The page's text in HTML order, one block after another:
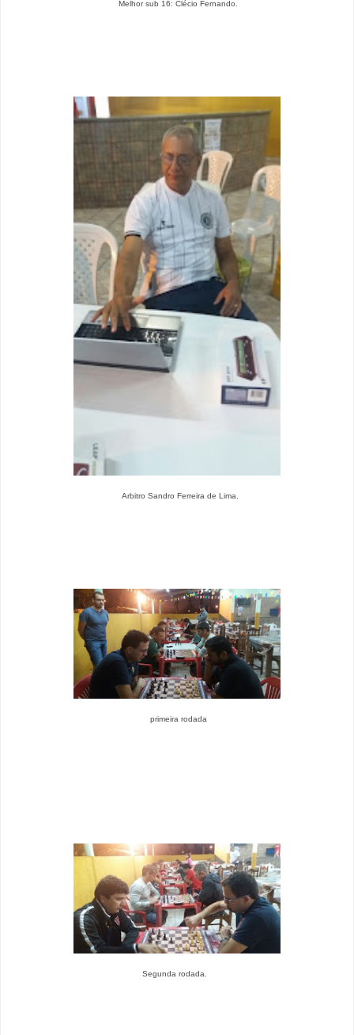
Melhor sub 16: Clécio Fernando.
Arbitro Sandro Ferreira de Lima.
primeira rodada
Segunda rodada.